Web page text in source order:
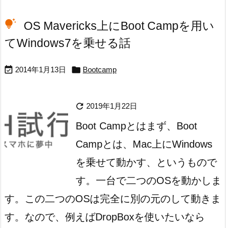
OS Mavericks上にBoot Campを用い
てWindows7を乗せる話
 2014年1月13日  Bootcamp
 2019年1月22日
Boot Campとは まず、Boot
Campとは、Mac上にWindows
を乗せて動かす、というもので
す。一台で二つのOSを動かしま
す。この二つのOSは完全に別の元のして動きま
す。なので、例えばDropBoxを使いたいなら